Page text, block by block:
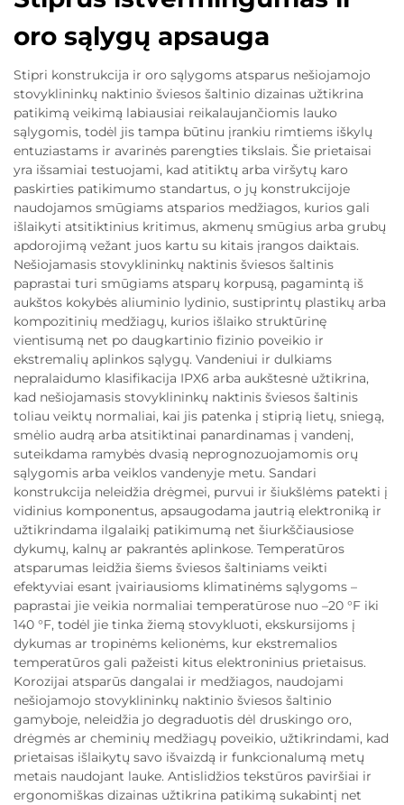
oro sąlygų apsauga
Stipri konstrukcija ir oro sąlygoms atsparus nešiojamojo
stovyklininkų naktinio šviesos šaltinio dizainas užtikrina
patikimą veikimą labiausiai reikalaujančiomis lauko
sąlygomis, todėl jis tampa būtinu įrankiu rimtiems iškylų
entuziastams ir avarinės parengties tikslais. Šie prietaisai
yra išsamiai testuojami, kad atitiktų arba viršytų karo
paskirties patikimumo standartus, o jų konstrukcijoje
naudojamos smūgiams atsparios medžiagos, kurios gali
išlaikyti atsitiktinius kritimus, akmenų smūgius arba grubų
apdorojimą vežant juos kartu su kitais įrangos daiktais.
Nešiojamasis stovyklininkų naktinis šviesos šaltinis
paprastai turi smūgiams atsparų korpusą, pagamintą iš
aukštos kokybės aliuminio lydinio, sustiprintų plastikų arba
kompozitinių medžiagų, kurios išlaiko struktūrinę
vientisumą net po daugkartinio fizinio poveikio ir
ekstremalių aplinkos sąlygų. Vandeniui ir dulkiams
nepralaidumo klasifikacija IPX6 arba aukštesnė užtikrina,
kad nešiojamasis stovyklininkų naktinis šviesos šaltinis
toliau veiktų normaliai, kai jis patenka į stiprią lietų, sniegą,
smėlio audrą arba atsitiktinai panardinamas į vandenį,
suteikdama ramybės dvasią neprognozuojamomis orų
sąlygomis arba veiklos vandenyje metu. Sandari
konstrukcija neleidžia drėgmei, purvui ir šiukšlėms patekti į
vidinius komponentus, apsaugodama jautrią elektroniką ir
užtikrindama ilgalaikį patikimumą net šiurkščiausiose
dykumų, kalnų ar pakrantės aplinkose. Temperatūros
atsparumas leidžia šiems šviesos šaltiniams veikti
efektyviai esant įvairiausioms klimatinėms sąlygoms –
paprastai jie veikia normaliai temperatūrose nuo –20 °F iki
140 °F, todėl jie tinka žiemą stovykluoti, ekskursijoms į
dykumas ar tropinėms kelionėms, kur ekstremalios
temperatūros gali pažeisti kitus elektroninius prietaisus.
Korozijai atsparūs dangalai ir medžiagos, naudojami
nešiojamojo stovyklininkų naktinio šviesos šaltinio
gamyboje, neleidžia jo degraduotis dėl druskingo oro,
drėgmės ar cheminių medžiagų poveikio, užtikrindami, kad
prietaisas išlaikytų savo išvaizdą ir funkcionalumą metų
metais naudojant lauke. Antislidžios tekstūros paviršiai ir
ergonomiškas dizainas užtikrina patikimą sukabintį net